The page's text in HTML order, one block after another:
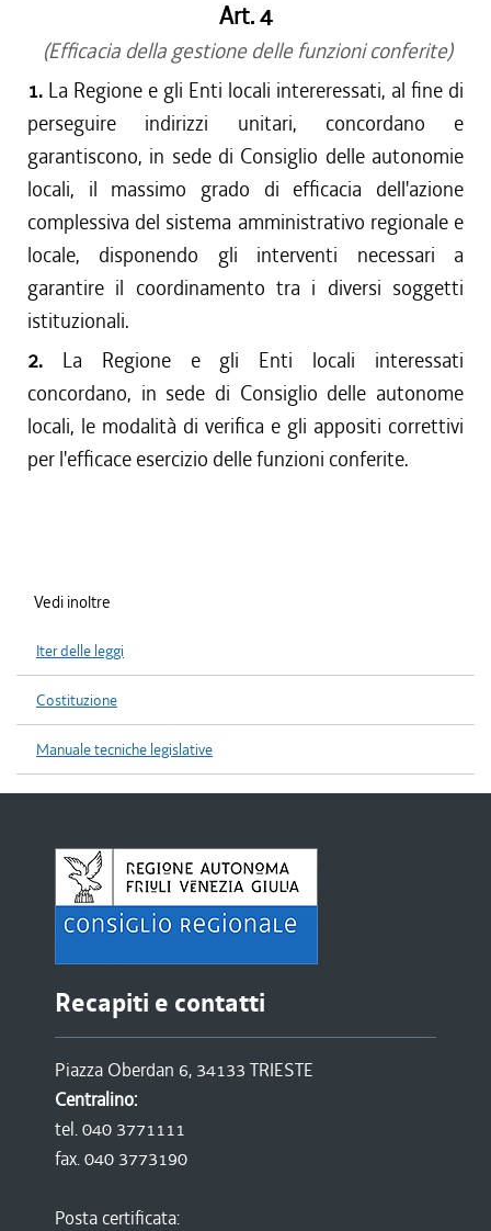
Art. 4
(Efficacia della gestione delle funzioni conferite)
1. La Regione e gli Enti locali intereressati, al fine di
perseguire indirizzi unitari, concordano e
garantiscono, in sede di Consiglio delle autonomie
locali, il massimo grado di efficacia dell'azione
complessiva del sistema amministrativo regionale e
locale, disponendo gli interventi necessari a
garantire il coordinamento tra i diversi soggetti
istituzionali.
2. La Regione e gli Enti locali interessati
concordano, in sede di Consiglio delle autonome
locali, le modalità di verifica e gli appositi correttivi
per l'efficace esercizio delle funzioni conferite.
Vedi inoltre
Iter delle leggi
Costituzione
Manuale tecniche legislative
Recapiti e contatti
Piazza Oberdan 6, 34133 TRIESTE
Centralino:
tel. 040 3771111
fax. 040 3773190
Posta certificata: